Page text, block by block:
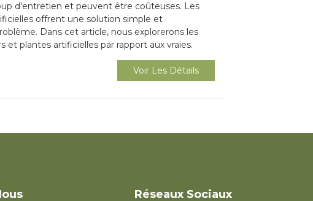
d'entretien et peuvent être coûteuses. Les
offrent une solution simple et
Dans cet article, nous explorerons les
et plantes artificielles par rapport aux vraies.
Voir Les Détails
Réseaux Sociaux